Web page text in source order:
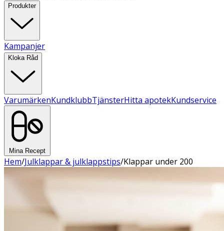
Produkter
Kampanjer
Kloka Råd
VarumärkenKundklubbTjänsterHitta apotekKundservice
Mina Recept
Hem/Julklappar & julklappstips/Klappar under 200